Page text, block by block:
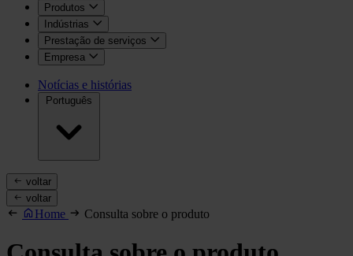
Produtos
Indústrias
Prestação de serviços
Empresa
Notícias e histórias
Português
voltar
voltar
Home Consulta sobre o produto